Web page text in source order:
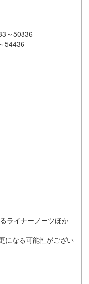
～50836
54436
ライナーノーツほか
になる可能性がござい